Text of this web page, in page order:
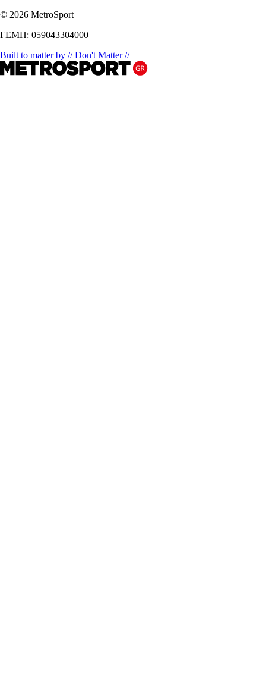
© 2026 MetroSport
ΓΕΜΗ: 059043304000
Built to matter by // Don't Matter //